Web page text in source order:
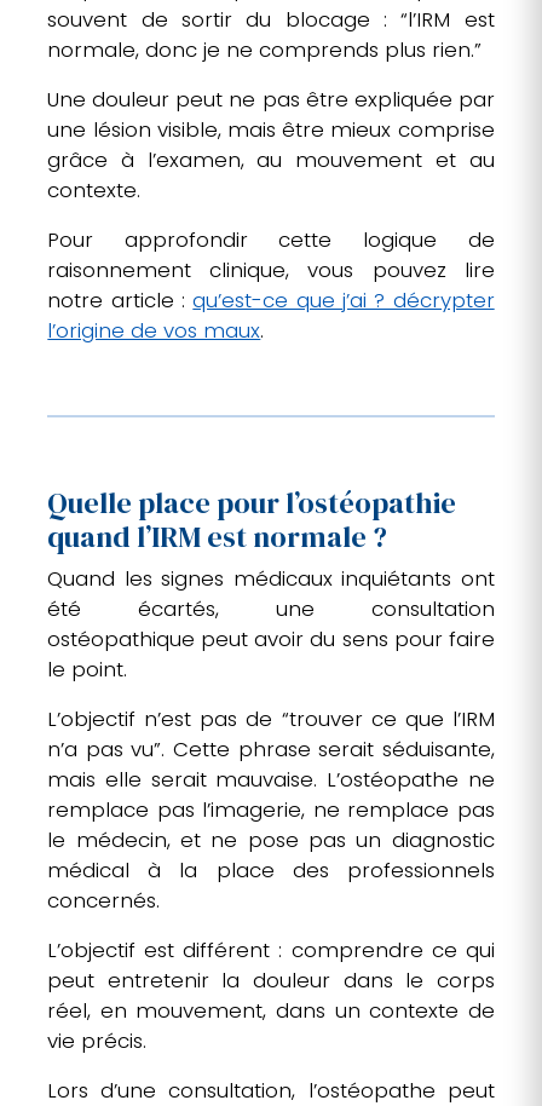
souvent de sortir du blocage : “l’IRM est
normale, donc je ne comprends plus rien.”
Une douleur peut ne pas être expliquée par
une lésion visible, mais être mieux comprise
grâce à l’examen, au mouvement et au
contexte.
Pour approfondir cette logique de
raisonnement clinique, vous pouvez lire
notre article :qu’est-ce que j’ai ? décrypter
l’origine de vos maux.
Quelle place pour l’ostéopathie
quand l’IRM est normale ?
Quand les signes médicaux inquiétants ont
été écartés, une consultation
ostéopathique peut avoir du sens pour faire
le point.
L’objectif n’est pas de “trouver ce que l’IRM
n’a pas vu”. Cette phrase serait séduisante,
mais elle serait mauvaise. L’ostéopathe ne
remplace pas l’imagerie, ne remplace pas
le médecin, et ne pose pas un diagnostic
médical à la place des professionnels
concernés.
L’objectif est différent : comprendre ce qui
peut entretenir la douleur dans le corps
réel, en mouvement, dans un contexte de
vie précis.
Lors d’une consultation, l’ostéopathe peut